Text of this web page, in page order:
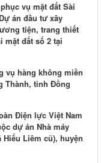
vụ mặt đất Sài
án đầu tư xây
tiện, trang thiết
mặt đất số 2 tại
vụ hàng không miền
Thành, tỉnh Đồng
Điện lực Việt Nam
dự án Nhà máy
Liêm cũ), huyện